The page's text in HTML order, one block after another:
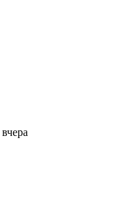
вчера